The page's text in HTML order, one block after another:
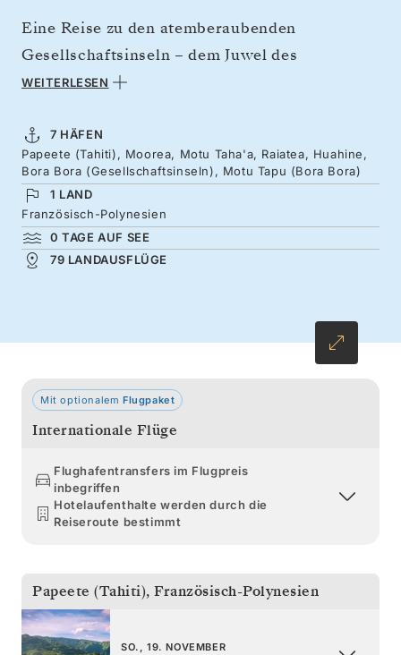
Eine Reise zu den atemberaubenden
Gesellschaftsinseln – dem Juwel des
Südpazifiks. Verbringen Sie eine Woche auf
liegt, schroffe Vulkane in den kobaltblauen
Himmel ragen und türkisfarbene Lagunen im
hellen Sonnenlicht glitzern. Entdecken Sie das
legendäre Bora Bora ebenso wie die ruhigeren
Winkel eines Archipels, der eine zentrale Rolle
in der polynesischen Kultur spielt.
WEITERLESEN
7 HÄFEN
Papeete (Tahiti), Moorea, Motu Taha'a, Raiatea, Huahine,
Bora Bora (Gesellschaftsinseln), Motu Tapu (Bora Bora)
1 LAND
Französisch-Polynesien
0 TAGE AUF SEE
79 LANDAUSFLÜGE
Mit optionalem Flugpaket
Internationale Flüge
Flughafentransfers im Flugpreis
inbegriffen
Hotelaufenthalte werden durch die
Reiseroute bestimmt
Papeete (Tahiti), Französisch-Polynesien
SO., 19. NOVEMBER